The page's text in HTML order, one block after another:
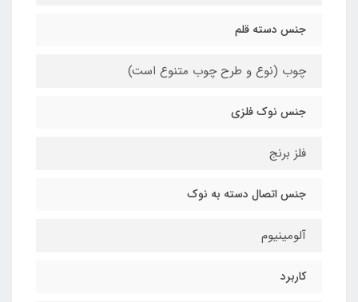
جنس دسته قلم
چوب (نوع و طرح چوب متنوع است)
جنس نوک فلزی
فلز برنج
جنس اتصال دسته به نوک
آلومینیوم
کاربرد